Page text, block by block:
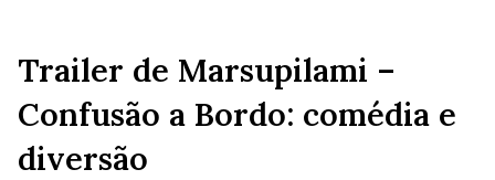
Trailer de Marsupilami –
Confusão a Bordo: comédia e
diversão